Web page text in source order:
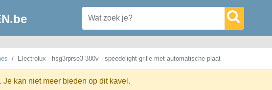
Electrolux - hsg3rprse3-380v - speedelight grille met automatische plaat
kan niet meer bieden op dit kavel.